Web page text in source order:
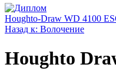
Houghto-Draw WD 4100 ES
Назад к: Волочение
Houghto